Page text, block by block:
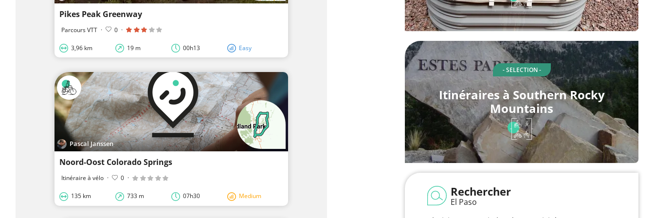
Pikes Peak Greenway
Parcours VTT · 0 ·
3,96 km 19 m 00h13 Easy
Pascal Janssen
Noord-Oost Colorado Springs
Itinéraire à vélo · 0 ·
135 km 733 m 07h30 Medium
- SELECTION -
Itinéraires à Southern Rocky
Mountains
Rechercher
El Paso